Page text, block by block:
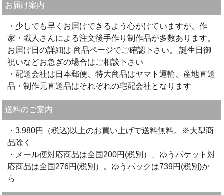
お届け案内
・少しでも早くお届けできるよう心がけていますが、作
家・職人さんによる注文後手作り制作品が多数あります。
お届け日の詳細は 商品ページでご確認下さい。 誕生日御
祝いなどお急ぎの場合はご相談下さい
・配送会社は日本郵便、特大商品はヤマト運輸、産地直送
品・制作元直送品はそれぞれの宅配会社となります
送料のご案内
・3,980円（税込)以上のお買い上げで送料無料。※大型商
品除く
・メール便対応商品は全国200円(税別）、ゆうパケット対
応商品は全国276円(税別）。ゆうパックは739円(税別)か
ら